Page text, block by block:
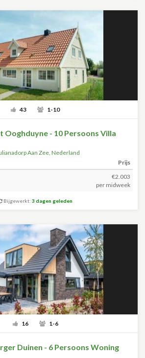
43 1-10
Ooghduyne - 10 Persoons Villa
Aan Zee, Nederland
Prijs
€2.003
per midweek
Bijgewerkt: 3 dagen geleden
16 1-6
Duinen - 6 Persoons Woning